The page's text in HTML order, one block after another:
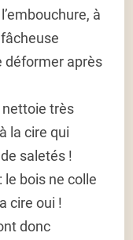
à
déformer après
nettoie très
la cire qui
saletés !
bois ne colle
cire oui !
donc